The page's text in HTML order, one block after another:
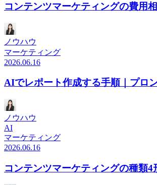
コンテンツマーケティングの費用
ノウハウ
マーケティング
2026.06.16
AIでレポート作成する手順｜プロ
ノウハウ
AI
マーケティング
2026.06.16
コンテンツマーケティングの種類